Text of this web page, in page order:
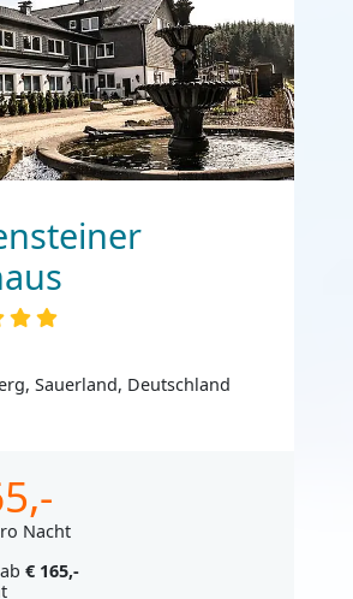
Sauerland, Deutschland
Nacht
€ 165,-